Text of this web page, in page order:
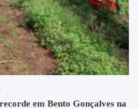
em Bento Gonçalves na